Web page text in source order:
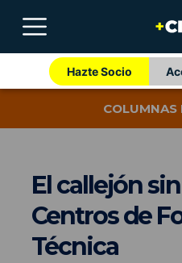
Hazte Socio
COLUMNAS
El callejón
Centros de
Técnica